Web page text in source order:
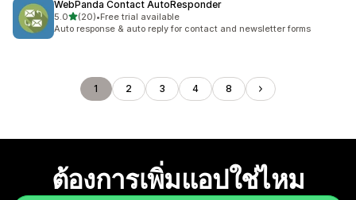
WebPanda Contact AutoResponder
5.0เต็ม 5 ดาว
(20)
ทั้งหมด 20 รีวิว
•Free trial available
Auto response & auto reply for contact and newsletter forms
1 2 3 4 8
ต้องการเพิ่มแอปใช่ไหม